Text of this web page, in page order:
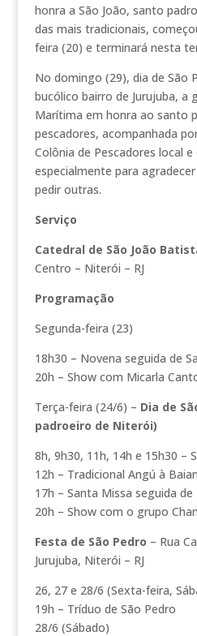
honra a São João, santo
das mais tradicionais,
feira (20) e terminará nesta
No domingo (29), dia de São
bucólico bairro de Jurujuba, a
Marítima em honra ao santo
pescadores, acompanhada
Colônia de Pescadores local
especialmente para
pedir outras.
Serviço
Catedral de São João
Centro – Niterói – RJ
Programação
Segunda-feira (23)
18h30 – Novena seguida de
20h – Show com Micarla
Terça-feira (24/6) – Dia de
padroeiro de Niterói)
8h, 9h30, 11h, 14h e 15h30 –
12h – Tradicional Angú à
17h – Santa Missa seguida de
20h – Show com o grupo
Festa de São Pedro – Rua
Jurujuba, Niterói – RJ
26, 27 e 28/6 (Sexta-feira,
19h – Tríduo de São Pedro
28/6 (Sábado)